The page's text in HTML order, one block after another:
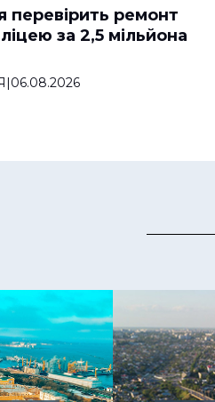
перевірить ремонт
за 2,5 мільйона
|06.08.2026